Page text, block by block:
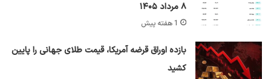
۸ مرداد ۱۴۰۵
1 هفته پیش
بازده اوراق قرضه آمریکا، قیمت طلای جهانی را پایین
کشید